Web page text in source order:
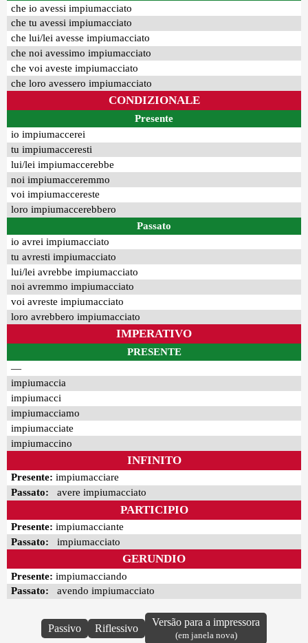
che io avessi impiumacciato
che tu avessi impiumacciato
che lui/lei avesse impiumacciato
che noi avessimo impiumacciato
che voi aveste impiumacciato
che loro avessero impiumacciato
CONDIZIONALE
Presente
io impiumaccerei
tu impiumacceresti
lui/lei impiumaccerebbe
noi impiumacceremmo
voi impiumaccereste
loro impiumaccerebbero
Passato
io avrei impiumacciato
tu avresti impiumacciato
lui/lei avrebbe impiumacciato
noi avremmo impiumacciato
voi avreste impiumacciato
loro avrebbero impiumacciato
IMPERATIVO
PRESENTE
—
impiumaccia
impiumacci
impiumacciamo
impiumacciate
impiumaccino
INFINITO
Presente: impiumacciare
Passato: avere impiumacciato
PARTICIPIO
Presente: impiumacciante
Passato: impiumacciato
GERUNDIO
Presente: impiumacciando
Passato: avendo impiumacciato
Passivo Riflessivo
Versão para a impressora
(em janela nova)